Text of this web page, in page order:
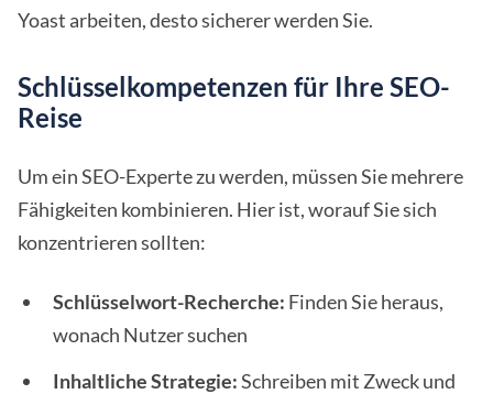
Yoast arbeiten, desto sicherer werden Sie.
Schlüsselkompetenzen für Ihre SEO-
Reise
Um ein SEO-Experte zu werden, müssen Sie mehrere
Fähigkeiten kombinieren. Hier ist, worauf Sie sich
konzentrieren sollten:
Schlüsselwort-Recherche: Finden Sie heraus,
wonach Nutzer suchen
Inhaltliche Strategie:Schreiben mit Zweck und